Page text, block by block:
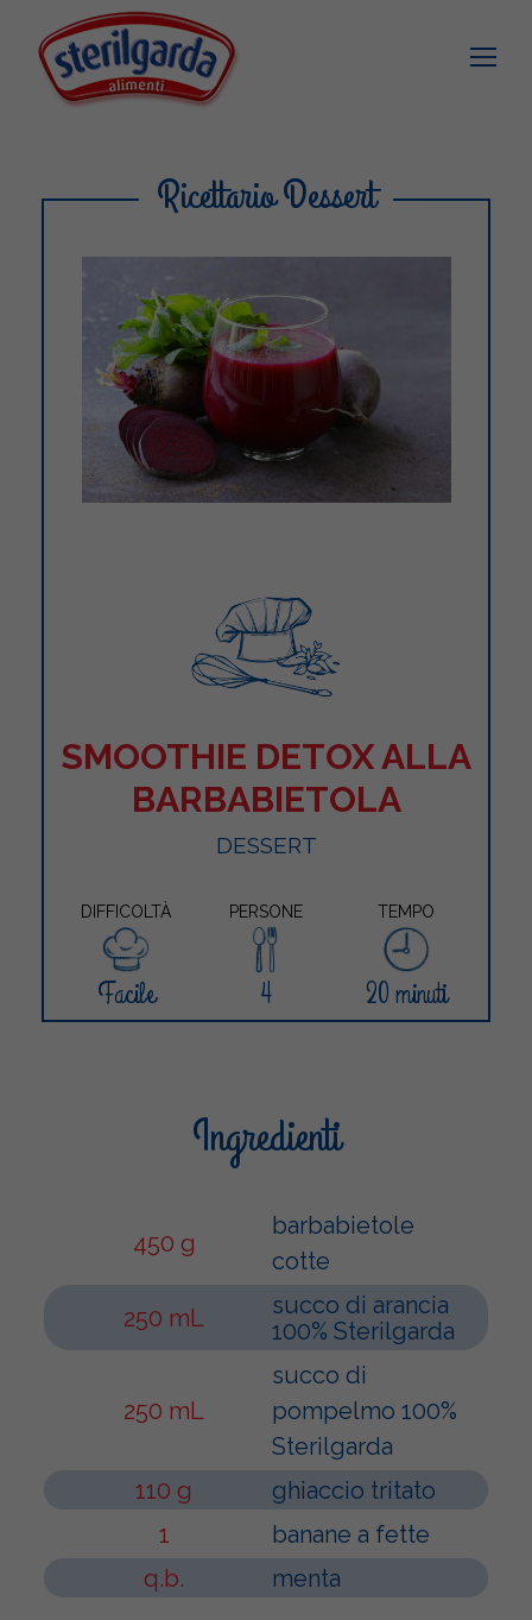
Ricettario Dessert
SMOOTHIE DETOX ALLA
BARBABIETOLA
DESSERT
DIFFICOLTÀ PERSONE TEMPO
Facile 4 20 minuti
Ingredienti
450 g
barbabietole
cotte
250 mL
succo di arancia
100% Sterilgarda
250 mL
succo di
pompelmo 100%
Sterilgarda
110 g
ghiaccio tritato
1
banane a fette
q.b.
menta